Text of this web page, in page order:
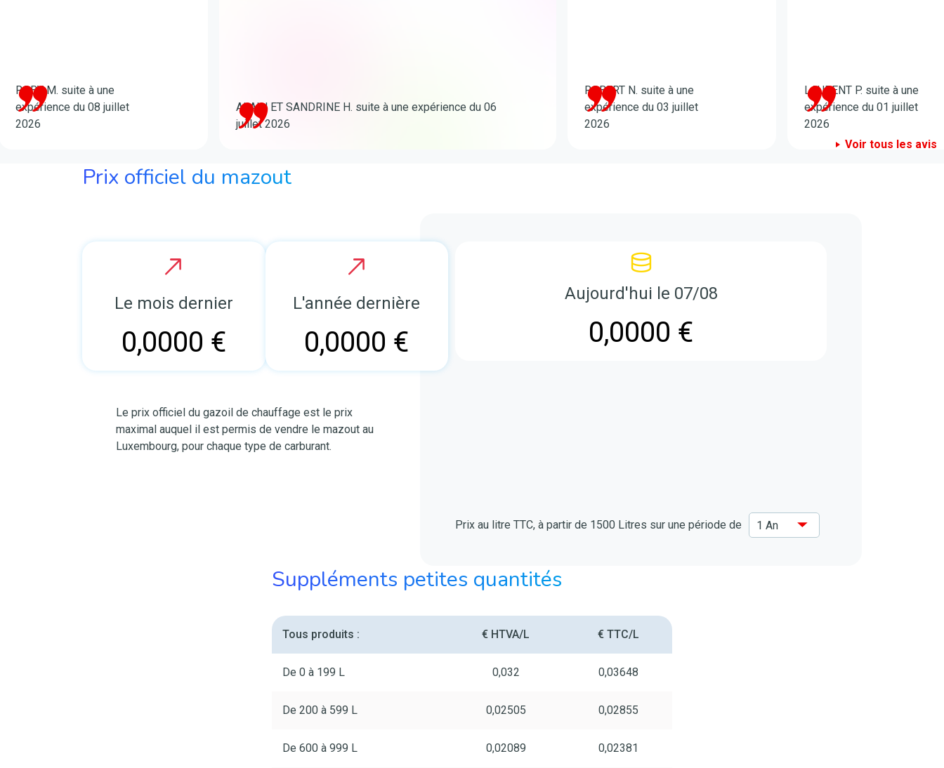
ROBY M. suite à une
expérience du 08 juillet
2026
ALAIN ET SANDRINE H. suite à une expérience du 06
juillet 2026
ROBERT N. suite à une
expérience du 03 juillet
2026
LAURENT P. suite à une
expérience du 01 juillet
2026
Voir tous les avis
Prix officiel du mazout
Le mois dernier
0,0000 €
L'année dernière
0,0000 €
Le prix officiel du gazoil de chauffage est le prix
maximal auquel il est permis de vendre le mazout au
Luxembourg, pour chaque type de carburant.
Aujourd'hui le 07/08
0,0000 €
Prix au litre TTC, à partir de 1500 Litres sur une période de
Suppléments petites quantités
Tous produits : € HTVA/L € TTC/L
De 0 à 199 L 0,032 0,03648
De 200 à 599 L 0,02505 0,02855
De 600 à 999 L 0,02089 0,02381